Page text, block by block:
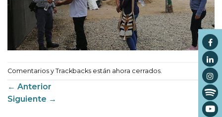
Comentarios y Trackbacks están ahora cerrados.
← Anterior
Siguiente →